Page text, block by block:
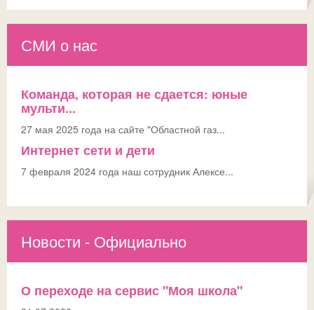
СМИ о нас
Команда, которая не сдается: юные
мульти...
27 мая 2025 года на сайте "Областной газ...
Интернет сети и дети
7 февраля 2024 года наш сотрудник Алексе...
Новости - Официально
О переходе на сервис "Моя школа"